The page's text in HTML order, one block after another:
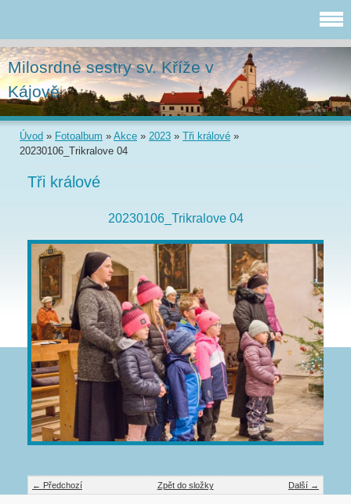
Milosrdné sestry sv. Kříže v
Kájově
Úvod » Fotoalbum » Akce » 2023 » Tři králové »
20230106_Trikralove 04
Tři králové
20230106_Trikralove 04
← Předchozí Další →
Zpět do složky